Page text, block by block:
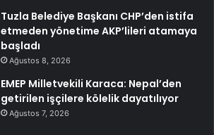
Tuzla Belediye Başkanı CHP’den istifa
etmeden yönetime AKP’lileri atamaya
başladı
Ağustos 8, 2026
EMEP Milletvekili Karaca: Nepal’den
getirilen işçilere kölelik dayatılıyor
Ağustos 7, 2026